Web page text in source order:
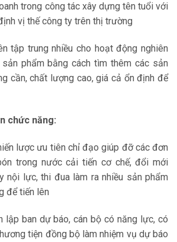
trong công tác xây dựng tên tuổi với
vị thế công ty trên thị trường
tập trung nhiều cho hoạt động nghiên
phẩm bằng cách tìm thêm các sản
cần, chất lượng cao, giá cả ổn định để
chức năng:
lược ưu tiên chỉ đạo giúp đỡ các đơn
trong nước cải tiến cơ chế, đổi mới
nội lực, thi đua làm ra nhiều sản phẩm
để tiến lên
lập ban dự báo, cán bộ có năng lực, có
tiện đồng bộ làm nhiệm vụ dự báo